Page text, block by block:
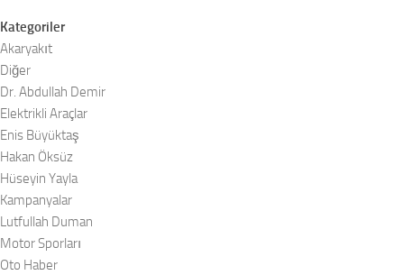
Kategoriler
Akaryakıt
Diğer
Dr. Abdullah Demir
Elektrikli Araçlar
Enis Büyüktaş
Hakan Öksüz
Hüseyin Yayla
Kampanyalar
Lutfullah Duman
Motor Sporları
Oto Haber